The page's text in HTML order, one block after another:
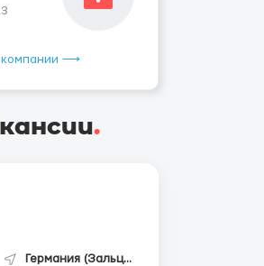
компании ⟶
.
Германия (Зальцгиттер)